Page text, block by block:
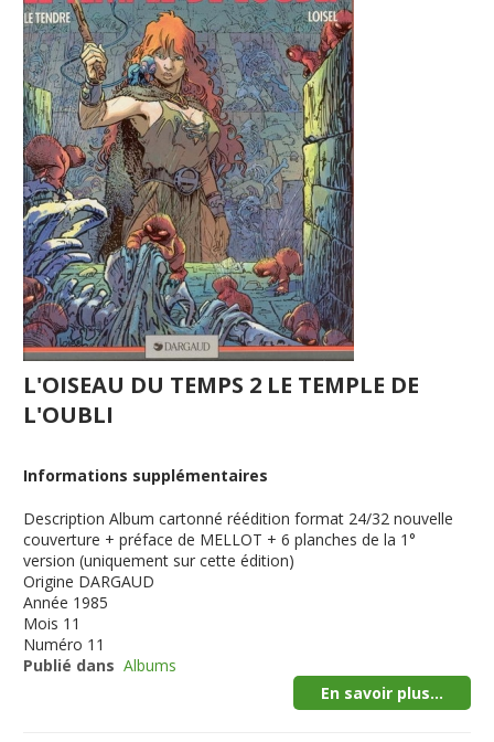
L'OISEAU DU TEMPS 2 LE TEMPLE DE
L'OUBLI
Informations supplémentaires
Description Album cartonné réédition format 24/32 nouvelle
couverture + préface de MELLOT + 6 planches de la 1°
version (uniquement sur cette édition)
Origine DARGAUD
Année 1985
Mois 11
Numéro 11
Publié dans Albums
En savoir plus...